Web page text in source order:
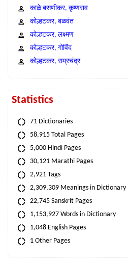
काळे बसणीकर, कृष्णराव
कोल्हटकर, बळवंत
कोल्हटकर, लक्ष्मण
कोल्हटकर, गोविंद
कोल्हटकर, राम्रचंद्र
Statistics
71 Dictionaries
58,915 Total Pages
5,000 Hindi Pages
30,121 Marathi Pages
2,921 Tags
2,309,309 Meanings in Dictionary
22,745 Sanskrit Pages
1,153,927 Words in Dictionary
1,048 English Pages
1 Other Pages